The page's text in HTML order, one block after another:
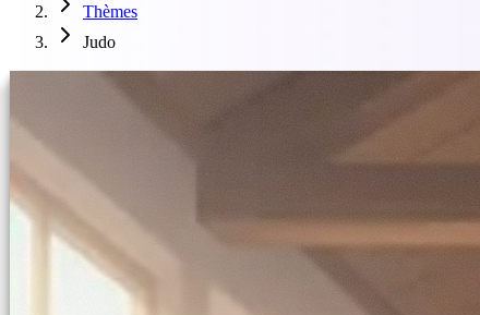
Thèmes
Judo